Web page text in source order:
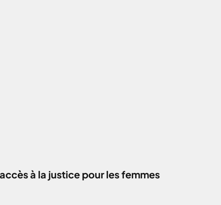
à la justice pour les femmes